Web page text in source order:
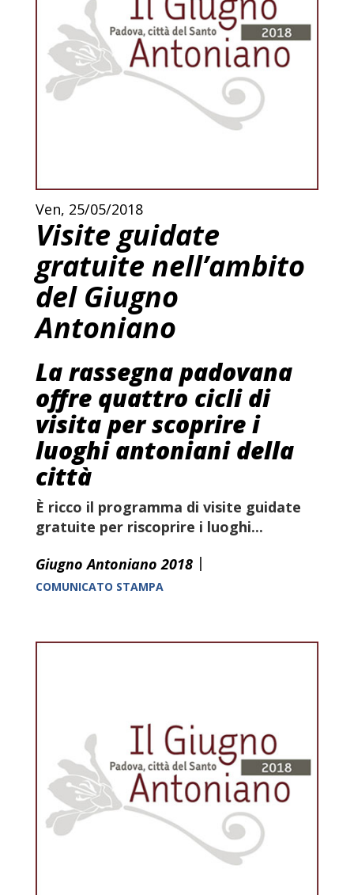
Ven, 25/05/2018
Visite guidate
gratuite nell’ambito
del Giugno
Antoniano
La rassegna padovana
offre quattro cicli di
visita per scoprire i
luoghi antoniani della
città
È ricco il programma di visite guidate
gratuite per riscoprire i luoghi...
Giugno Antoniano 2018 |
COMUNICATO STAMPA